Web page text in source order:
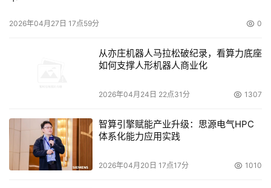
容量。
我们会在稍后讨论专门的HP技术，这里是一个简要的概
述。惠普有一种解决方案称为即时容量（Instant
Capacity），客户可以购买一台服务器，CPU超出所需要
的量。即时容量CPU物理上已经安装在机箱里，但并未激
活，也未被系统中的操作系统所使用。过一段时间之后，它
们可以激活，购买这部分CPU的价值在激活的时候才体现出
来，而不是在购买的时候。另一个解决方案是临时容量，可
以短时间打开iCAP CPU以处理峰值负载。
2026年04月27日 17点59分 0
从亦庄机器人马拉松破纪录，看算力底座
如何支撑人形机器人商业化
2026年04月24日 22点31分 1307
智算引擎赋能产业升级：思源电气HPC
体系化能力应用实践
2026年04月20日 17点17分 1010